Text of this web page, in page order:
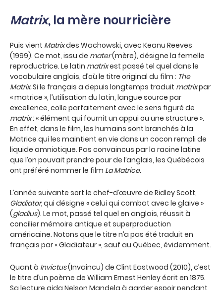
Matrix, la mère nourricière
Puis vient Matrixdes Wachowski, avec Keanu Reeves
(1999). Ce mot, issu de mater(mère), désigne la femelle
reproductrice. Le latin matrixest passé tel quel dans le
vocabulaire anglais, d’où le titre original du film : The
Matrix.Si le français a depuis longtemps traduit matrixpar
« matrice », l’utilisation du latin, langue source par
excellence, colle parfaitement avec le sens figuré de
matrix: « élément qui fournit un appui ou une structure ».
En effet, dans le film, les humains sont branchés à la
Matrice qui les maintient en vie dans un cocon rempli de
liquide amniotique. Pas convaincus par la racine latine
que l’on pouvait prendre pour de l’anglais, les Québécois
ont préféré nommer le film La Matrice.
L’année suivante sort le chef-d’œuvre de Ridley Scott,
Gladiator,qui désigne « celui qui combat avec le glaive »
(gladius). Le mot, passé tel quel en anglais, réussit à
concilier mémoire antique et superproduction
américaine. Notons que le titre n’a pas été traduit en
français par « Gladiateur », sauf au Québec, évidemment.
Quant à Invictus(Invaincu) de Clint Eastwood (2010), c’est
le titre d’un poème de William Ernest Henley écrit en 1875.
Sa lecture aida Nelson Mandela à garder espoir pendant